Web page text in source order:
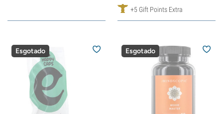
+5 Gift Points Extra
Esgotado Esgotado